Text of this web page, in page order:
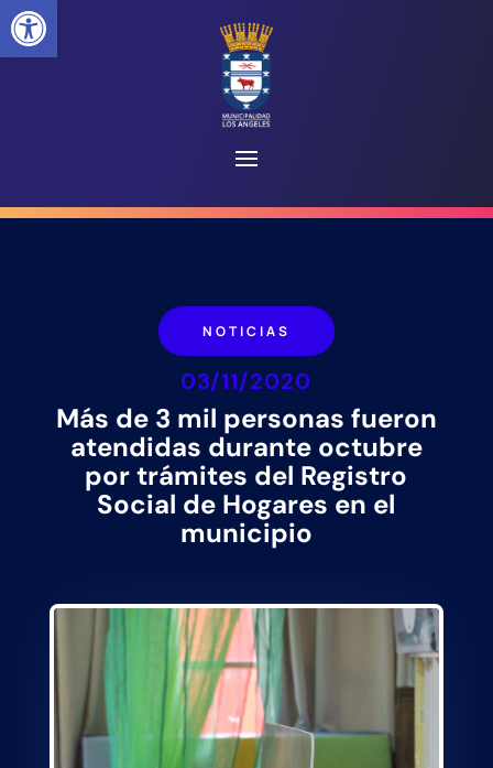
NOTICIAS
03/11/2020
Más de 3 mil personas fueron
atendidas durante octubre
por trámites del Registro
Social de Hogares en el
municipio